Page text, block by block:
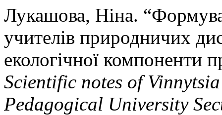
Лукашова, Ніна.
учителів природничих
екологічної компоненти
Scientific notes of
Pedagogical University